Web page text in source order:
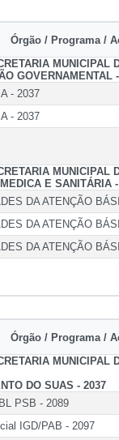
Órgão / Programa /
MUNICIPAL
GOVERNAMENTAL
- 2037
- 2037
MUNICIPAL
E SANITÁRIA
DA ATENÇÃO
DA ATENÇÃO
DA ATENÇÃO
Órgão / Programa /
MUNICIPAL
DO SUAS - 2037
PSB - 2089
IGD/PAB - 2097